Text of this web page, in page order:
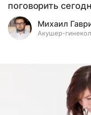
поговорить
Михаил
Акушер-